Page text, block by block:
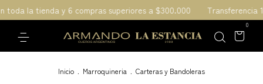
la tienda y 6 compras superiores a $300.000 Transferencia 10%
0
Inicio Marroquineria Carteras y Bandoleras